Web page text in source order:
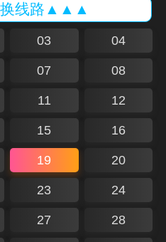
换线路▲▲▲
03 04
07 08
11 12
15 16
19 20
23 24
27 28